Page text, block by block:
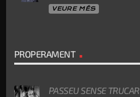
VEURE MÉS
PROPERAMENT
PASSEU SENSE TRUCAR